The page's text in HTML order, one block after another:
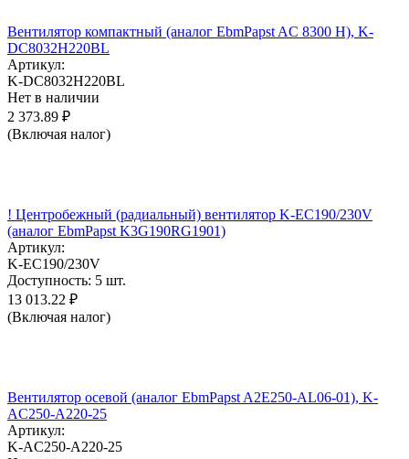
Вентилятор компактный (аналог EbmPapst AC 8300 H), K-
DC8032H220BL
Артикул:
K-DC8032H220BL
Нет в наличии
2 373.89 ₽
(Включая налог)
! Центробежный (радиальный) вентилятор K-EC190/230V
(аналог EbmPapst K3G190RG1901)
Артикул:
K-EC190/230V
Доступность: 5 шт.
13 013.22 ₽
(Включая налог)
Вентилятор осевой (аналог EbmPapst A2E250-AL06-01), K-
AC250-A220-25
Артикул:
K-AC250-A220-25